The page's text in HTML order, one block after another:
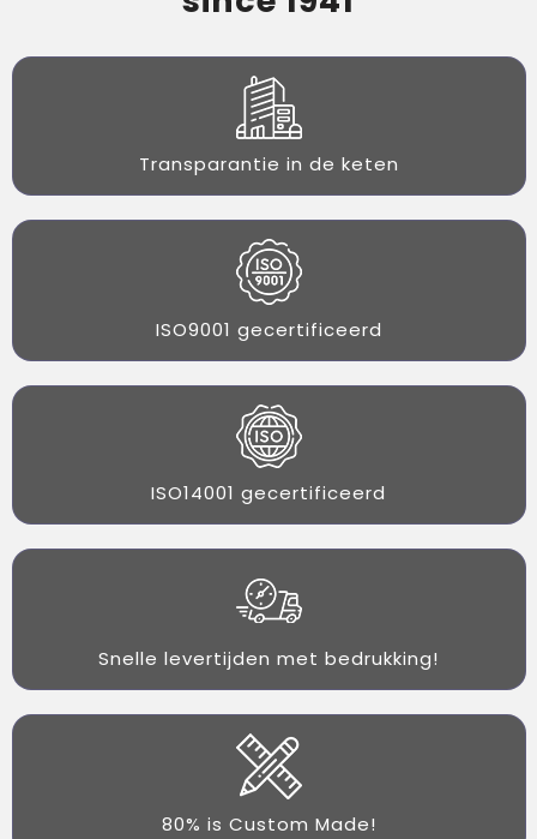
Transparantie in de keten
ISO9001 gecertificeerd
ISO14001 gecertificeerd
Snelle levertijden met bedrukking!
80% is Custom Made!